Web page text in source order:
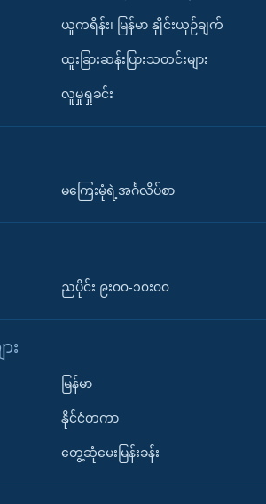
ယူကရိန်း၊ မြန်မာ နှိုင်းယှဉ်ချက်
ထူးခြားဆန်းပြားသတင်းများ
လူမှုရှုခင်း
မကြေးမုံရဲ့အင်္ဂလိပ်စာ
ညပိုင်း ၉း၀၀-၁၀း၀၀
း
မြန်မာ
နိုင်ငံတကာ
တွေ့ဆုံမေးမြန်းခန်း